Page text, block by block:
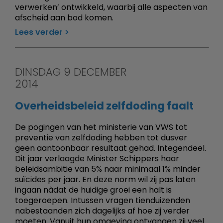
verwerken’ ontwikkeld, waarbij alle aspecten van
afscheid aan bod komen.
Lees verder
DINSDAG 9 DECEMBER
2014
Overheidsbeleid zelfdoding faalt
De pogingen van het ministerie van VWS tot
preventie van zelfdoding hebben tot dusver
geen aantoonbaar resultaat gehad. Integendeel.
Dit jaar verlaagde Minister Schippers haar
beleidsambitie van 5% naar minimaal 1% minder
suïcides per jaar. En deze norm wil zij pas laten
ingaan nàdat de huidige groei een halt is
toegeroepen. Intussen vragen tienduizenden
nabestaanden zich dagelijks af hoe zij verder